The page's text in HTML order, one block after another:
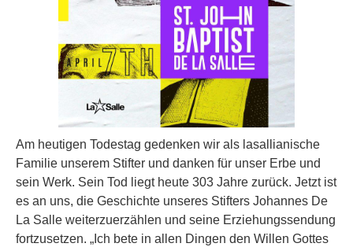
Am heutigen Todestag gedenken wir als lasallianische
Familie unserem Stifter und danken für unser Erbe und
sein Werk. Sein Tod liegt heute 303 Jahre zurück. Jetzt ist
es an uns, die Geschichte unseres Stifters Johannes De
La Salle weiterzuerzählen und seine Erziehungssendung
fortzusetzen. „Ich bete in allen Dingen den Willen Gottes